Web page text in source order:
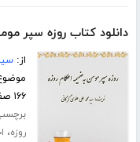
دانلود کتاب روزه سپر
از:
۱۶۶ صفحه
روزه،